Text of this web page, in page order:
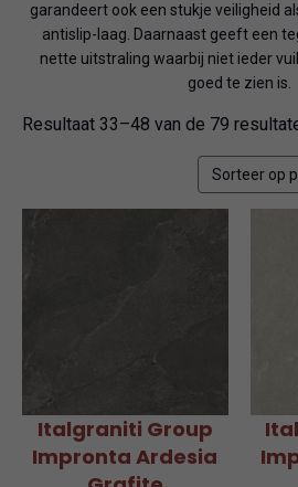
garandeert ook een stukje veiligheid
antislip-laag. Daarnaast geeft een
nette uitstraling waarbij niet ieder
goed te zien is.
Resultaat 33–48 van de 79
Italgraniti Group
Impronta Ardesia